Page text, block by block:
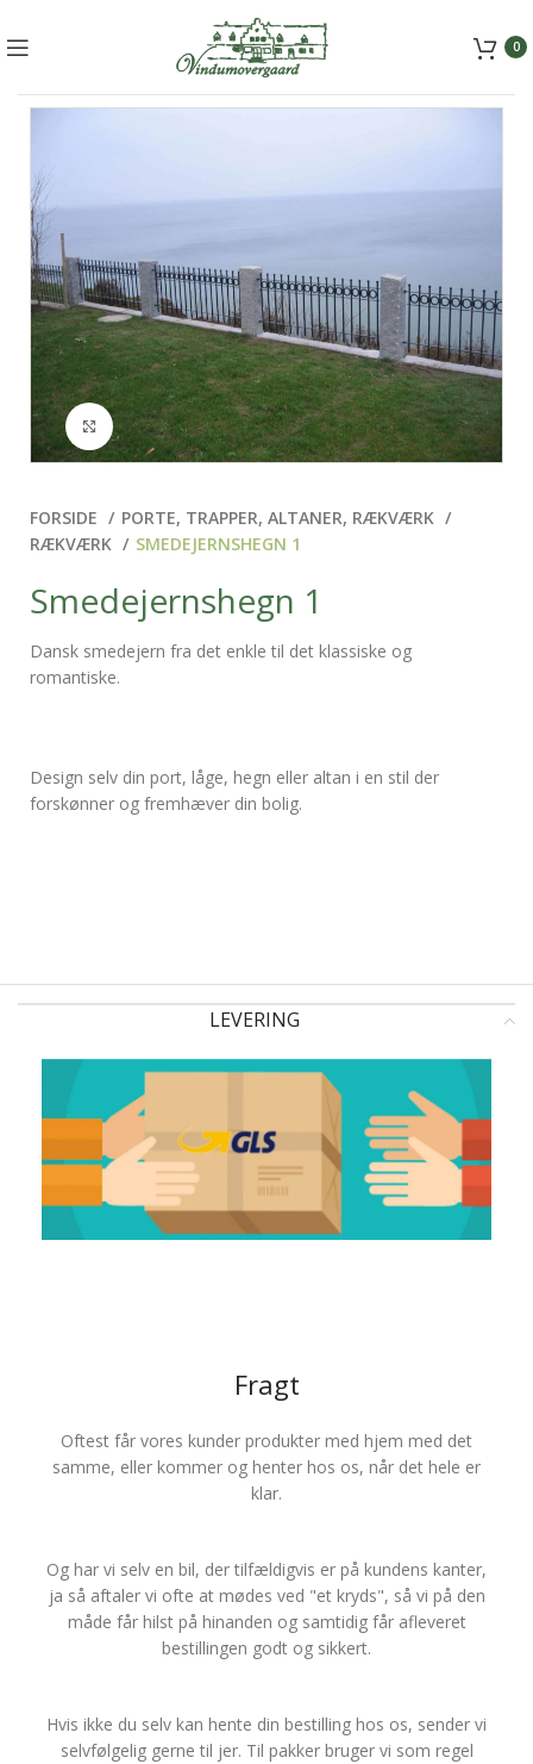
0
Klik for at forstørre
FORSIDE
PORTE, TRAPPER, ALTANER, RÆKVÆRK
RÆKVÆRK
SMEDEJERNSHEGN 1
Smedejernshegn 1
Dansk smedejern fra det enkle til det klassiske og
romantiske.
Design selv din port, låge, hegn eller altan i en stil der
forskønner og fremhæver din bolig.
LEVERING
Fragt
Oftest får vores kunder produkter med hjem med det
samme, eller kommer og henter hos os, når det hele er
klar.
Og har vi selv en bil, der tilfældigvis er på kundens kanter,
ja så aftaler vi ofte at mødes ved "et kryds", så vi på den
måde får hilst på hinanden og samtidig får afleveret
bestillingen godt og sikkert.
Hvis ikke du selv kan hente din bestilling hos os, sender vi
selvfølgelig gerne til jer. Til pakker bruger vi som regel
mail@vindumovergaard.dk